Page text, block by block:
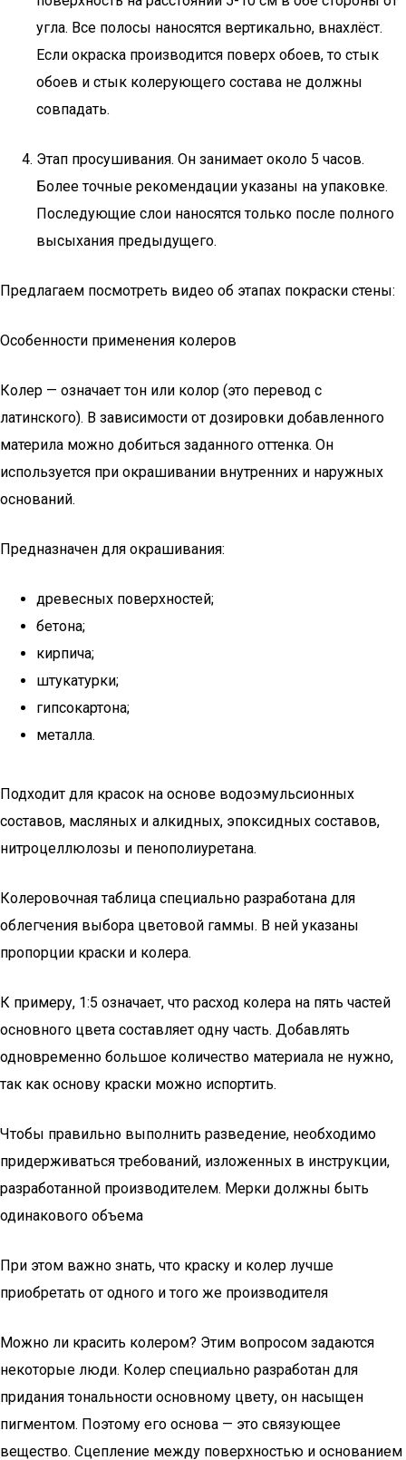
угла. Все полосы наносятся вертикально, внахлёст.
Если окраска производится поверх обоев, то стык
обоев и стык колерующего состава не должны
совпадать.
Этап просушивания. Он занимает около 5 часов.
Более точные рекомендации указаны на упаковке.
Последующие слои наносятся только после полного
высыхания предыдущего.
Предлагаем посмотреть видео об этапах покраски стены:
Особенности применения колеров
Колер — означает тон или колор (это перевод с
латинского). В зависимости от дозировки добавленного
материла можно добиться заданного оттенка. Он
используется при окрашивании внутренних и наружных
оснований.
Предназначен для окрашивания:
древесных поверхностей;
бетона;
кирпича;
штукатурки;
гипсокартона;
металла.
Подходит для красок на основе водоэмульсионных
составов, масляных и алкидных, эпоксидных составов,
нитроцеллюлозы и пенополиуретана.
Колеровочная таблица специально разработана для
облегчения выбора цветовой гаммы. В ней указаны
пропорции краски и колера.
К примеру, 1:5 означает, что расход колера на пять частей
основного цвета составляет одну часть. Добавлять
одновременно большое количество материала не нужно,
так как основу краски можно испортить.
Чтобы правильно выполнить разведение, необходимо
придерживаться требований, изложенных в инструкции,
разработанной производителем. Мерки должны быть
одинакового объема
При этом важно знать, что краску и колер лучше
приобретать от одного и того же производителя
Можно ли красить колером? Этим вопросом задаются
некоторые люди. Колер специально разработан для
придания тональности основному цвету, он насыщен
пигментом. Поэтому его основа — это связующее
вещество. Сцепление между поверхностью и основанием